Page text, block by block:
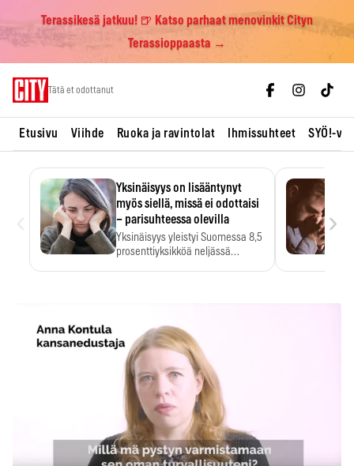
Terassikesä jatkuu! 🍺 Katso parhaat menovinkit Cityn
Terassioppaasta →
Tätä et odottanut
Etusivu Viihde Ruoka ja ravintolat Ihmissuhteet SYÖ!-
Yksinäisyys on lisääntynyt
myös siellä, missä ei odottaisi
– parisuhteessa olevilla
Yksinäisyys yleistyi Suomessa 8,5
prosenttiyksikköä neljässä
›